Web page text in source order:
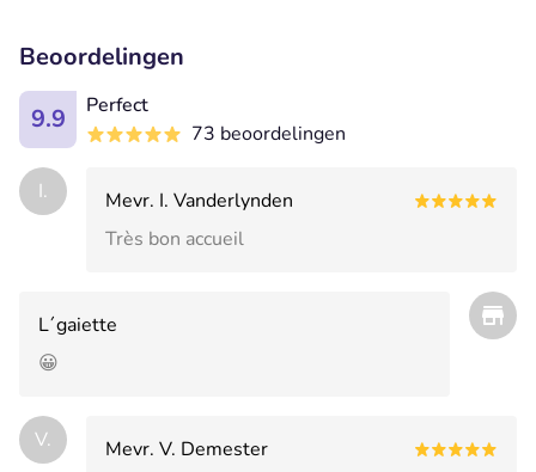
Beoordelingen
9.9
Perfect
73 beoordelingen
I.
Mevr. I. Vanderlynden
Très bon accueil
L´gaiette
😀
V.
Mevr. V. Demester